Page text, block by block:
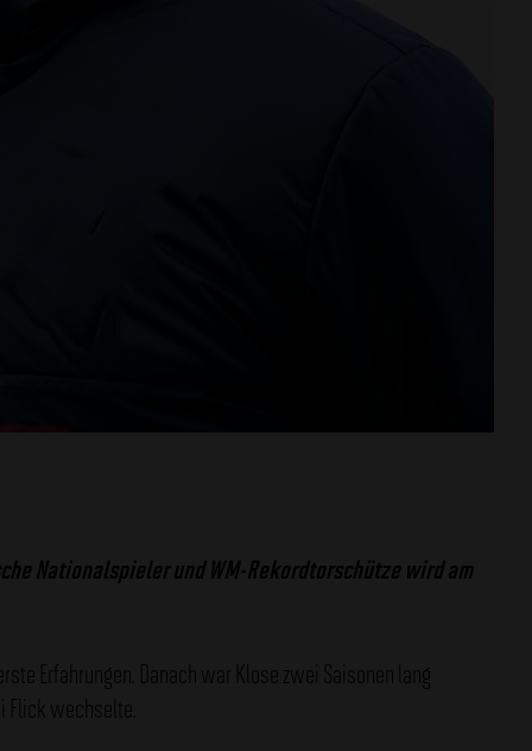
Nationalspieler und WM-Rekordtorschütze wird am
Erfahrungen. Danach war Klose zwei Saisonen lang
Flick wechselte.